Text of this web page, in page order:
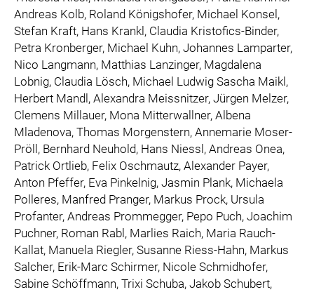
Andreas Kolb, Roland Königshofer, Michael Konsel,
Stefan Kraft, Hans Krankl, Claudia Kristofics-Binder,
Petra Kronberger, Michael Kuhn, Johannes Lamparter,
Nico Langmann, Matthias Lanzinger, Magdalena
Lobnig, Claudia Lösch, Michael Ludwig Sascha Maikl,
Herbert Mandl, Alexandra Meissnitzer, Jürgen Melzer,
Clemens Millauer, Mona Mitterwallner, Albena
Mladenova, Thomas Morgenstern, Annemarie Moser-
Pröll, Bernhard Neuhold, Hans Niessl, Andreas Onea,
Patrick Ortlieb, Felix Oschmautz, Alexander Payer,
Anton Pfeffer, Eva Pinkelnig, Jasmin Plank, Michaela
Polleres, Manfred Pranger, Markus Prock, Ursula
Profanter, Andreas Prommegger, Pepo Puch, Joachim
Puchner, Roman Rabl, Marlies Raich, Maria Rauch-
Kallat, Manuela Riegler, Susanne Riess-Hahn, Markus
Salcher, Erik-Marc Schirmer, Nicole Schmidhofer,
Sabine Schöffmann, Trixi Schuba, Jakob Schubert,